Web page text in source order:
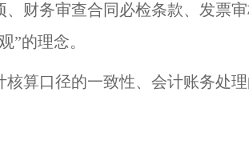
财务审查合同必检条款、发票
”的理念。
算口径的一致性、会计账务处